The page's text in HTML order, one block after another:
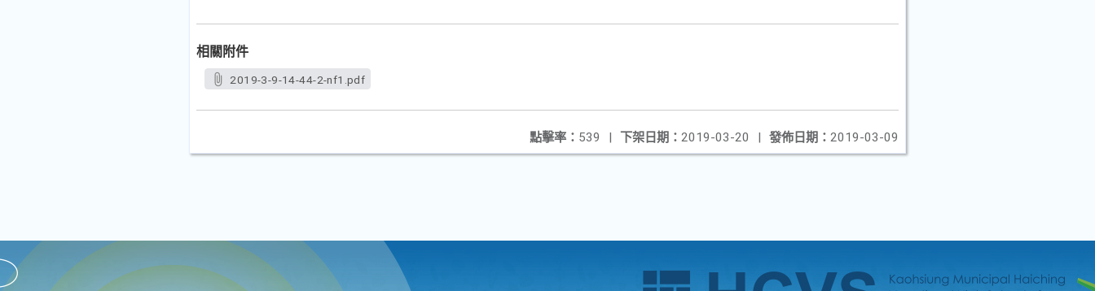
相關附件
2019-3-9-14-44-2-nf1.pdf
發佈日期： 2019-03-09
下架日期： 2019-03-20 |
點擊率： 539 |